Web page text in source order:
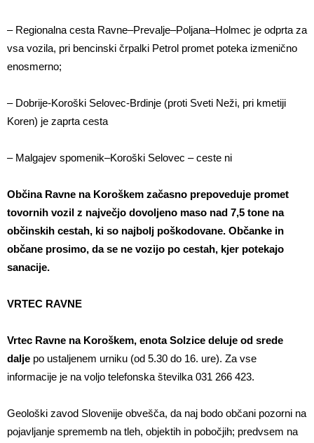
– Regionalna cesta Ravne–Prevalje–Poljana–Holmec je odprta za
vsa vozila, pri bencinski črpalki Petrol promet poteka izmenično
enosmerno;
– Dobrije-Koroški Selovec-Brdinje (proti Sveti Neži, pri kmetiji
Koren) je zaprta cesta
– Malgajev spomenik–Koroški Selovec – ceste ni
Občina Ravne na Koroškem začasno prepoveduje promet
tovornih vozil z največjo dovoljeno maso nad 7,5 tone na
občinskih cestah, ki so najbolj poškodovane. Občanke in
občane prosimo, da se ne vozijo po cestah, kjer potekajo
sanacije.
VRTEC RAVNE
Vrtec Ravne na Koroškem, enota Solzice deluje od srede
dalje po ustaljenem urniku (od 5.30 do 16. ure). Za vse
informacije je na voljo telefonska številka 031 266 423.
Geološki zavod Slovenije obvešča, da naj bodo občani pozorni na
pojavljanje sprememb na tleh, objektih in pobočjih; predvsem na